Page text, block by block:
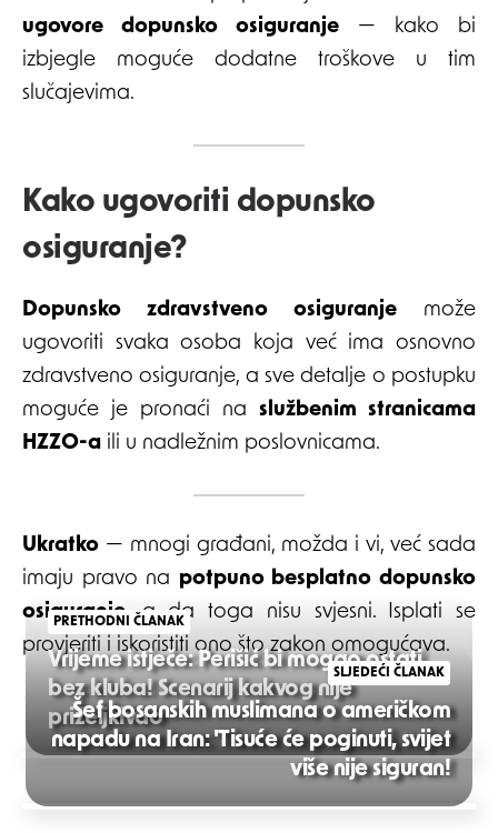
ugovore dopunsko osiguranje — kako bi
izbjegle moguće dodatne troškove u tim
slučajevima.
Kako ugovoriti dopunsko
osiguranje?
Dopunsko zdravstveno osiguranje može
ugovoriti svaka osoba koja već ima osnovno
zdravstveno osiguranje, a sve detalje o postupku
moguće je pronaći na službenim stranicama
HZZO-a ili u nadležnim poslovnicama.
Ukratko — mnogi građani, možda i vi, već sada
imaju pravo na potpuno besplatno dopunsko
osiguranje, a da toga nisu svjesni. Isplati se
provjeriti i iskoristiti ono što zakon omogućava.
Post
navigation
PRETHODNI ČLANAK
Vrijeme istječe: Perišić bi mogao ostati
bez kluba! Scenarij kakvog nije
priželjkivao
SLJEDEĆI ČLANAK
Šef bosanskih muslimana o američkom
napadu na Iran: 'Tisuće će poginuti, svijet
više nije siguran!